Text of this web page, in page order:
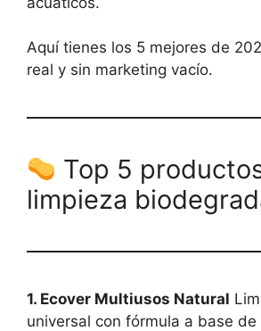
Aquí tienes los 5 mejores de
real y sin marketing vacío.
Top 5
limpieza
1. Ecover Multiusos Natural
universal con fórmula a base de